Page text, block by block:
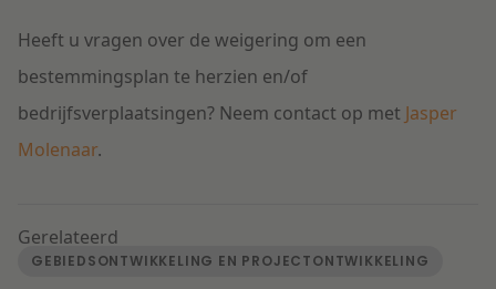
Heeft u vragen over de weigering om een
bestemmingsplan te herzien en/of
bedrijfsverplaatsingen? Neem contact op met Jasper
Molenaar.
Gerelateerd
GEBIEDSONTWIKKELING EN PROJECTONTWIKKELING